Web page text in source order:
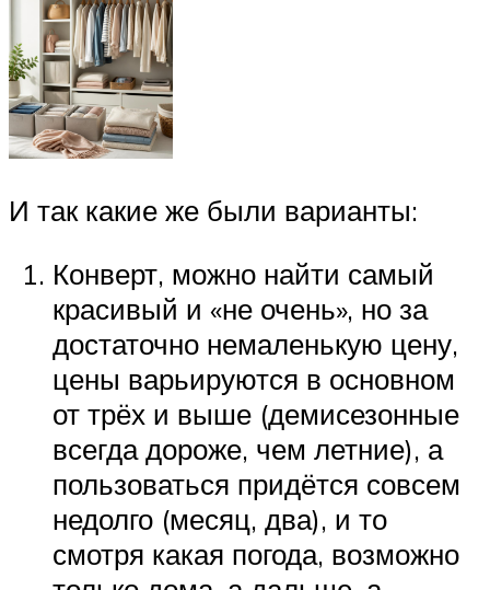
И так какие же были варианты:
Конверт, можно найти самый
красивый и «не очень», но за
достаточно немаленькую цену,
цены варьируются в основном
от трёх и выше (демисезонные
всегда дороже, чем летние), а
пользоваться придётся совсем
недолго (месяц, два), и то
смотря какая погода, возможно